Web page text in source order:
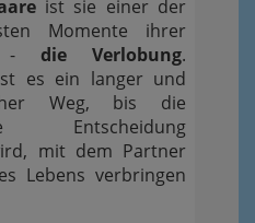
ist sie einer der
Momente ihrer
- die Verlobung.
es ein langer und
Weg, bis die
Entscheidung
mit dem Partner
Lebens verbringen